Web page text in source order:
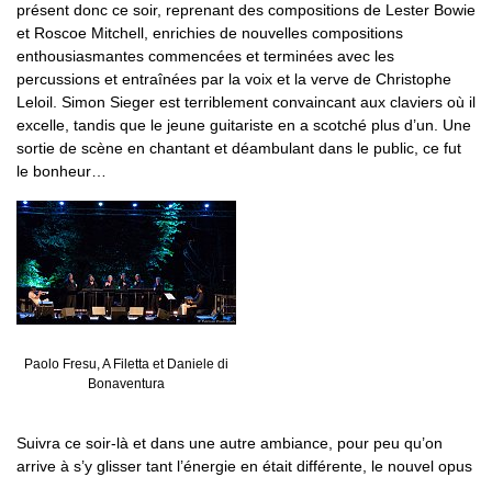
présent donc ce soir, reprenant des compositions de Lester Bowie
et Roscoe Mitchell, enrichies de nouvelles compositions
enthousiasmantes commencées et terminées avec les
percussions et entraînées par la voix et la verve de Christophe
Leloil. Simon Sieger est terriblement convaincant aux claviers où il
excelle, tandis que le jeune guitariste en a scotché plus d’un. Une
sortie de scène en chantant et déambulant dans le public, ce fut
le bonheur…
Paolo Fresu, A Filetta et Daniele di
Bonaventura
Suivra ce soir-là et dans une autre ambiance, pour peu qu’on
arrive à s’y glisser tant l’énergie en était différente, le nouvel opus